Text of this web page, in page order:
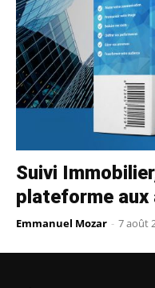
Suivi
plateforme aux
Emmanuel Mozar - 7 août